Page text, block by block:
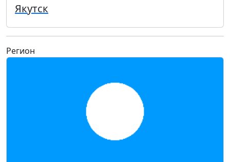
Якутск
Регион